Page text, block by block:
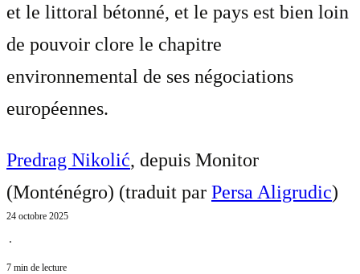
et le littoral bétonné, et le pays est bien loin
de pouvoir clore le chapitre
environnemental de ses négociations
européennes.
Predrag Nikolić, depuis Monitor
(Monténégro) (traduit par Persa Aligrudic)
24 octobre 2025
⋅
7 min de lecture